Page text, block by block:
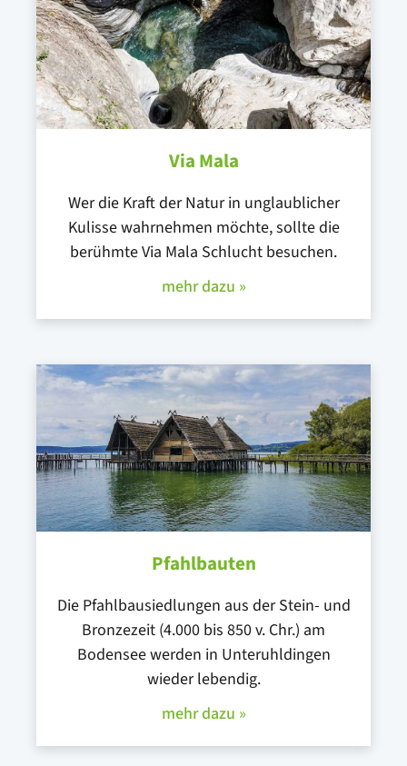
Via Mala
Wer die Kraft der Natur in unglaublicher
Kulisse wahrnehmen möchte, sollte die
berühmte Via Mala Schlucht besuchen.
mehr dazu »
Pfahlbauten
Die Pfahlbausiedlungen aus der Stein- und
Bronzezeit (4.000 bis 850 v. Chr.) am
Bodensee werden in Unteruhldingen
wieder lebendig.
mehr dazu »